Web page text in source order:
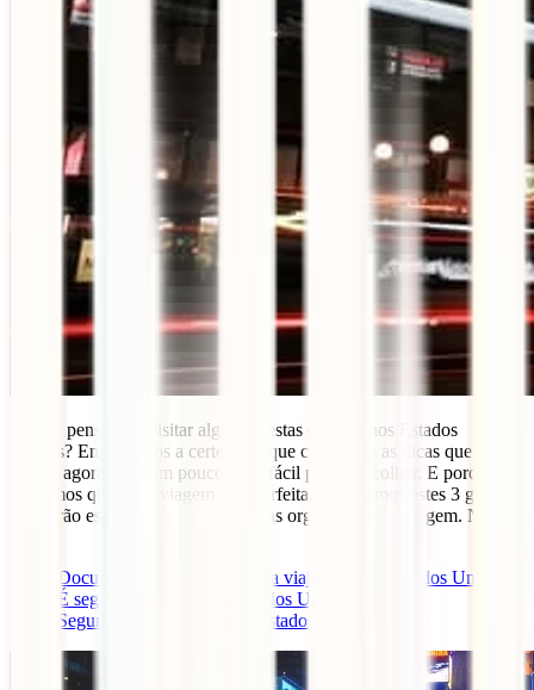
Estás a pensar em visitar alguma destas cidades nos Estados
Unidos? Então temos a certeza de que com todas as dicas que te
demos agora, será um pouco mais fácil para ti escolher. E porque
queremos que a tua viagem seja perfeita, preparámos estes 3 guias
que serão essenciais para que possas organizar a tua viagem. Não os
Documentos e requisitos para viajar para os Estados Unidos
É seguro viajar para os Estados Unidos?
Seguro de viagem para os Estados Unidos